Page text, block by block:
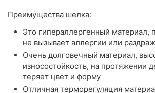
Преимущества шелка:
Это гипераллергенный материал,
не вызывает аллергии или
Очень долговечный материал,
износостойкость, на протяжении
теряет цвет и форму
Отличная терморегуляция